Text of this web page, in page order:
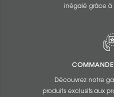
inégalé grâce à
Découvrez notre
produits exclusifs aux